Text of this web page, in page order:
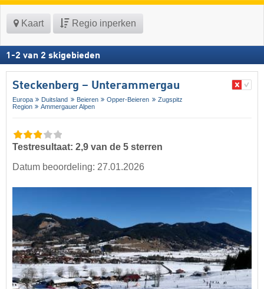
Kaart Regio inperken
1 -2 van 2 skigebieden
Steckenberg – Unterammergau
Europa Duitsland Beieren Opper-Beieren
Zugspitz
Region
Ammergauer Alpen
Testresultaat: 2,9 van de 5 sterren
Datum beoordeling: 27.01.2026